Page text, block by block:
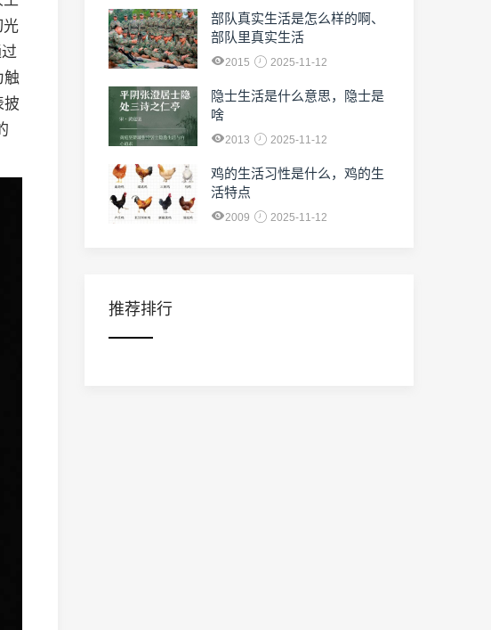
光
触
披
部队真实生活是怎么样的啊、
部队里真实生活
2015 2025-11-12
隐士生活是什么意思，隐士是
啥
2013 2025-11-12
鸡的生活习性是什么，鸡的生
活特点
2009 2025-11-12
推荐排行